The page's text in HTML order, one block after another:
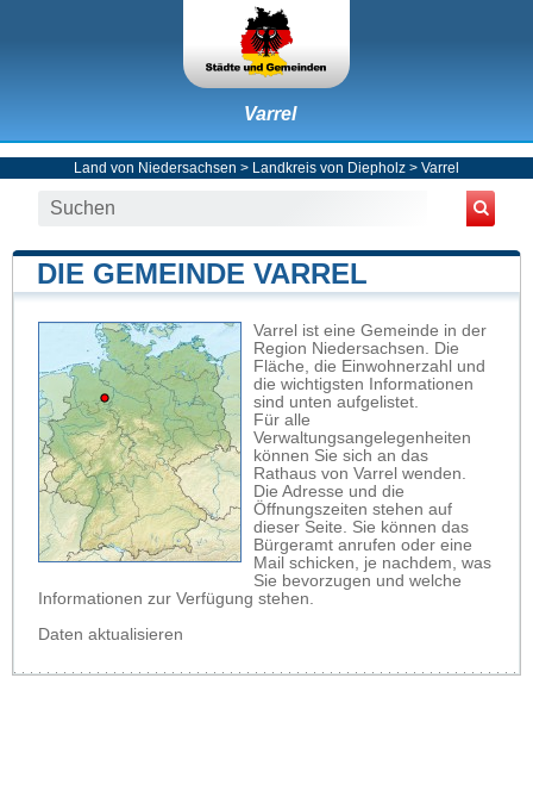
Varrel
Land von Niedersachsen > Landkreis von Diepholz > Varrel
DIE GEMEINDE VARREL
Varrel ist eine Gemeinde in der
Region Niedersachsen. Die
Fläche, die Einwohnerzahl und
die wichtigsten Informationen
sind unten aufgelistet.
Für alle
Verwaltungsangelegenheiten
können Sie sich an das
Rathaus von Varrel wenden.
Die Adresse und die
Öffnungszeiten stehen auf
dieser Seite. Sie können das
Bürgeramt anrufen oder eine
Mail schicken, je nachdem, was
Sie bevorzugen und welche
Informationen zur Verfügung stehen.
Daten aktualisieren